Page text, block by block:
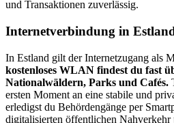
und Transaktionen zuverlässig.
Internetverbindung in
In Estland gilt der Internetzugang als
kostenloses WLAN findest du fast
Nationalwäldern, Parks und Cafés.
ersten Moment an eine stabile und
erledigst du Behördengänge per
digitalisierten öffentlichen Nahverkehr